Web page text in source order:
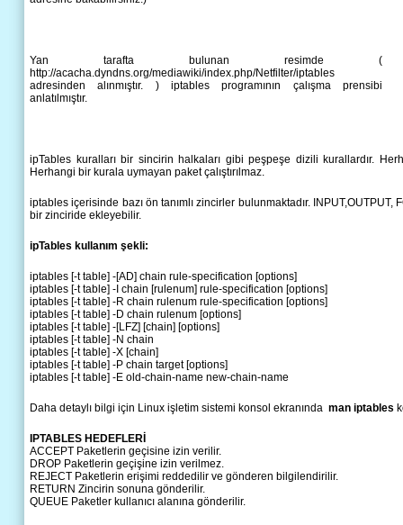
Yan tarafta bulunan resimde (
http://acacha.dyndns.org/mediawiki/index.php/Netfilter/iptables
adresinden alınmıştır. ) iptables programının çalışma prensibi
anlatılmıştır.
ipTables kuralları bir sincirin halkaları gibi peşpeşe dizili kurallardır.
Herhangi bir kurala uymayan paket çalıştırılmaz.
iptables içerisinde bazı ön tanımlı zincirler bulunmaktadır. INPUT,OUTPUT,
bir zinciride ekleyebilir.
ipTables kullanım şekli:
iptables [-t table] -[AD] chain rule-specification [options]
iptables [-t table] -I chain [rulenum] rule-specification [options]
iptables [-t table] -R chain rulenum rule-specification [options]
iptables [-t table] -D chain rulenum [options]
iptables [-t table] -[LFZ] [chain] [options]
iptables [-t table] -N chain
iptables [-t table] -X [chain]
iptables [-t table] -P chain target [options]
iptables [-t table] -E old-chain-name new-chain-name
Daha detaylı bilgi için Linux işletim sistemi konsol ekranında man iptables
IPTABLES HEDEFLERİ
ACCEPT Paketlerin geçisine izin verilir.
DROP Paketlerin geçişine izin verilmez.
REJECT Paketlerin erişimi reddedilir ve gönderen bilgilendirilir.
RETURN Zincirin sonuna gönderilir.
QUEUE Paketler kullanıcı alanına gönderilir.